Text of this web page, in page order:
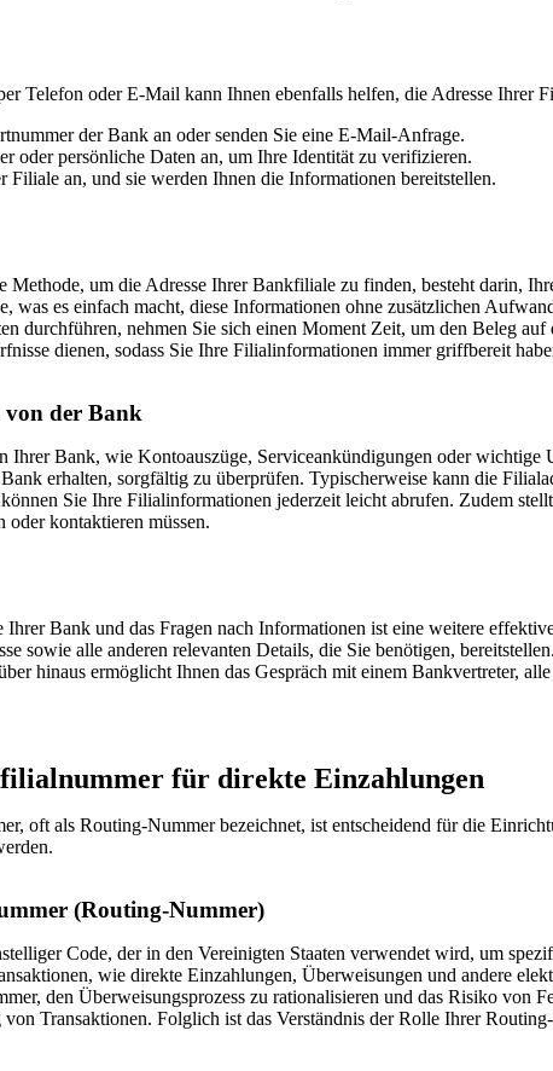
Telefon oder E-Mail kann Ihnen ebenfalls helfen, die Adresse Ihrer
der Bank an oder senden Sie eine E-Mail-Anfrage.
oder persönliche Daten an, um Ihre Identität zu verifizieren.
Filiale an, und sie werden Ihnen die Informationen bereitstellen.
Methode, um die Adresse Ihrer Bankfiliale zu finden, besteht darin,
was es einfach macht, diese Informationen ohne zusätzlichen
durchführen, nehmen Sie sich einen Moment Zeit, um den Beleg
dienen, sodass Sie Ihre Filialinformationen immer griffbereit
der Bank
Bank, wie Kontoauszüge, Serviceankündigungen oder
erhalten, sorgfältig zu überprüfen. Typischerweise kann die
Sie Ihre Filialinformationen jederzeit leicht abrufen. Zudem
oder kontaktieren müssen.
Bank und das Fragen nach Informationen ist eine weitere
sowie alle anderen relevanten Details, die Sie benötigen,
hinaus ermöglicht Ihnen das Gespräch mit einem Bankvertreter,
für direkte Einzahlungen
oft als Routing-Nummer bezeichnet, ist entscheidend für die
(Routing-Nummer)
Code, der in den Vereinigten Staaten verwendet wird, um
wie direkte Einzahlungen, Überweisungen und andere
den Überweisungsprozess zu rationalisieren und das Risiko von
Transaktionen. Folglich ist das Verständnis der Rolle Ihrer